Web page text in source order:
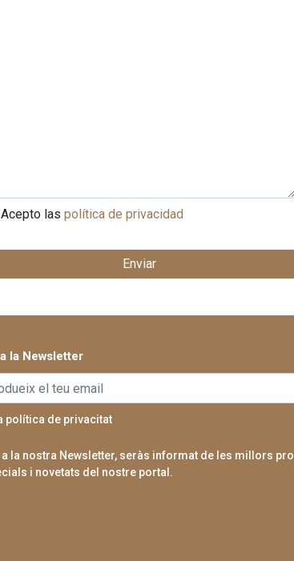
Acepto las política de privacidad
Enviar
la Newsletter
política de privacitat
la nostra Newsletter, seràs informat de les millors
i novetats del nostre portal.